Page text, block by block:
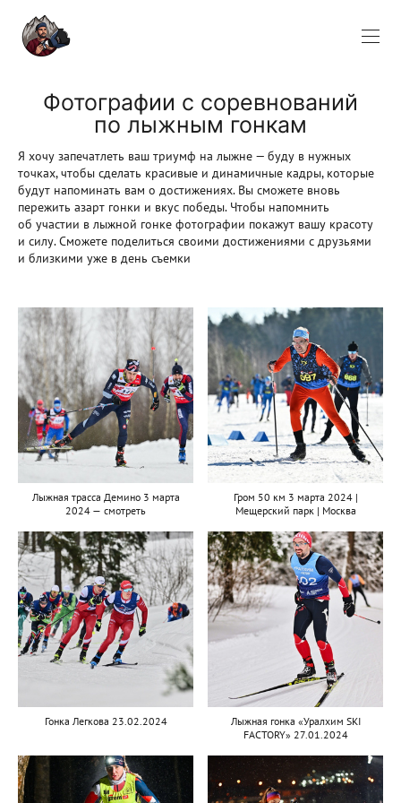
Фотографии с соревнований
по лыжным гонкам
Я хочу запечатлеть ваш триумф на лыжне — буду в нужных
точках, чтобы сделать красивые и динамичные кадры, которые
будут напоминать вам о достижениях. Вы сможете вновь
пережить азарт гонки и вкус победы. Чтобы напомнить
об участии в лыжной гонке фотографии покажут вашу красоту
и силу. Сможете поделиться своими достижениями с друзьями
и близкими уже в день съемки
Лыжная трасса Демино 3 марта
2024 — смотреть
Гром 50 км 3 марта 2024 |
Мещерский парк | Москва
Гонка Легкова 23.02.2024
Лыжная гонка «Уралхим SKI
FACTORY» 27.01.2024